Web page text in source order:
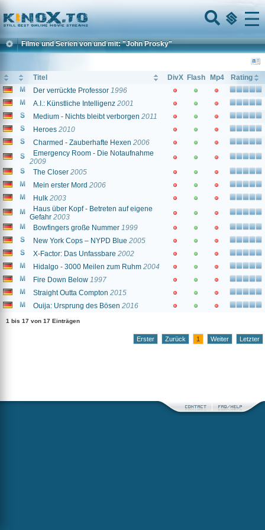
Home
Menu
Filme und Serien von und mit: "John Prosky"
Titel DivX Flash Mp4
Rating
Der verrückte Professor 1996
A.I.: Künstliche Intelligenz 2001
Medium - Nichts bleibt verborgen 2011
Heroes 2010
Charmed - Zauberhafte Hexen 2006
Emergency Room - Die Notaufnahme
2009
The Closer 2005
Mein erster Mord 2006
Hulk 2003
Haus über Kopf - Betreten auf eigene
Gefahr 2003
Bowfingers große Nummer 1999
New York Cops – NYPD Blue 2005
X-Factor: Das Unfassbare 2002
Hidalgo - 3000 Meilen zum Ruhm 2004
Fire Down Below 1997
Straight Outta Compton 2015
Ouija: Ursprung des Bösen 2016
1 bis 17 von 17 Einträgen
Erster Zurück 1 Weiter Letzter